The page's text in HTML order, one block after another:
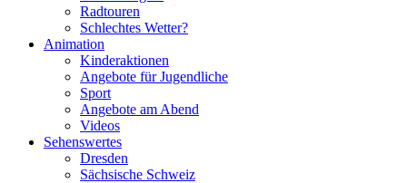
Radtouren
Schlechtes Wetter?
Animation
Kinderaktionen
Angebote für Jugendliche
Sport
Angebote am Abend
Videos
Sehenswertes
Dresden
Sächsische Schweiz